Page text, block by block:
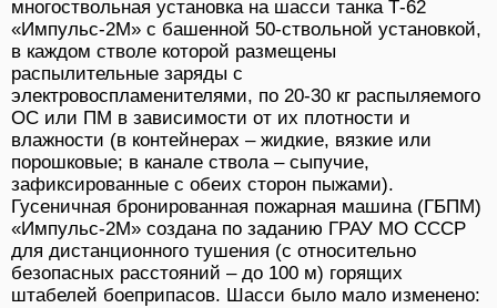
многоствольная установка на шасси танка Т-62
«Импульс-2М» с башенной 50-ствольной установкой,
в каждом стволе которой размещены
распылительные заряды с
электровоспламенителями, по 20-30 кг распыляемого
ОС или ПМ в зависимости от их плотности и
влажности (в контейнерах – жидкие, вязкие или
порошковые; в канале ствола – сыпучие,
зафиксированные с обеих сторон пыжами).
Гусеничная бронированная пожарная машина (ГБПМ)
«Импульс-2М» создана по заданию ГРАУ МО СССР
для дистанционного тушения (с относительно
безопасных расстояний – до 100 м) горящих
штабелей боеприпасов. Шасси было мало изменено: